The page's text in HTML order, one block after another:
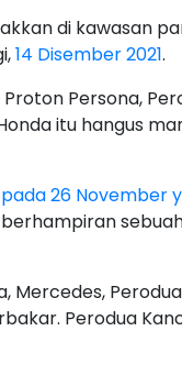
di kawasan
14 Disember 2021.
Persona,
itu hangus
pada 26 November
Perodua